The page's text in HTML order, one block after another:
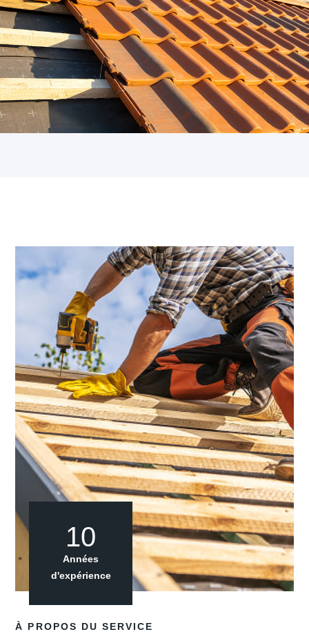
À PROPOS DU SERVICE
10
Années
d'expérience